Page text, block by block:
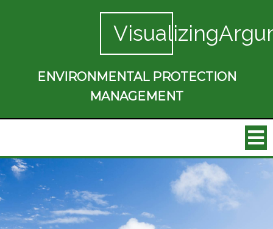
ENVIRONMENTAL PROTECTION
MANAGEMENT